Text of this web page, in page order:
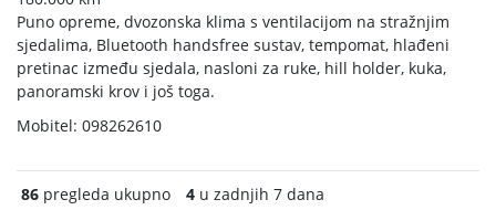
Puno opreme, dvozonska klima s ventilacijom na stražnjim
sjedalima, Bluetooth handsfree sustav, tempomat, hlađeni
pretinac između sjedala, nasloni za ruke, hill holder, kuka,
panoramski krov i još toga.
Mobitel: 098262610
86 pregleda ukupno 4 u zadnjih 7 dana